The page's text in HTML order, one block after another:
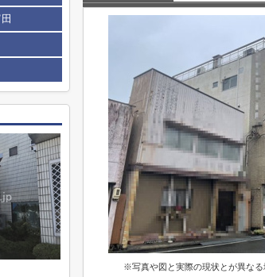
※写真や図と実際の現状とが異な